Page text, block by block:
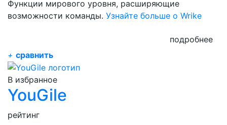
Функции мирового уровня, расширяющие
возможности команды. Узнайте больше о Wrike
подробнее
+ сравнить
В избранное
YouGile
рейтинг